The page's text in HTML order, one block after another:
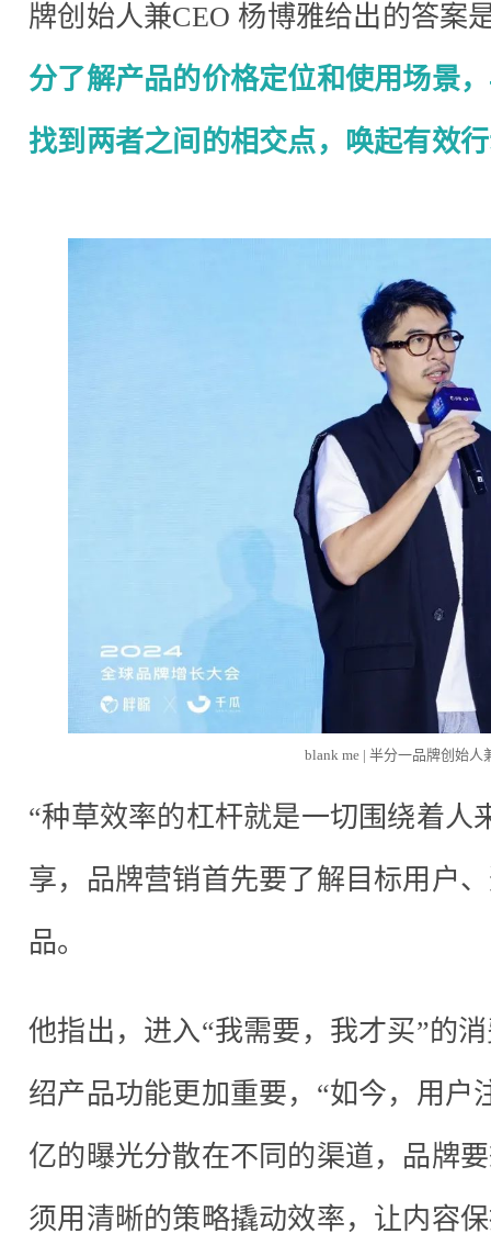
牌创始人兼CEO 杨博雅给出的答案
分了解产品的价格定位和使用场景
找到两者之间的相交点，唤起有效
blank me | 半分一品牌创始人
“种草效率的杠杆就是一切围绕着人
享，品牌营销首先要了解目标用户
品。
他指出，进入“我需要，我才买”的
绍产品功能更加重要，“如今，用户
亿的曝光分散在不同的渠道，品牌
须用清晰的策略撬动效率，让内容